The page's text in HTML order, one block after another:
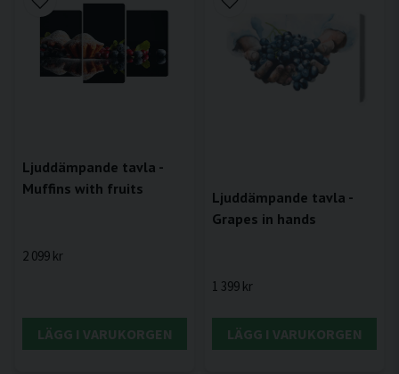
Ljuddämpande tavla -
Muffins with fruits
2 099 kr
LÄGG I VARUKORGEN
Ljuddämpande tavla -
Grapes in hands
1 399 kr
LÄGG I VARUKORGEN